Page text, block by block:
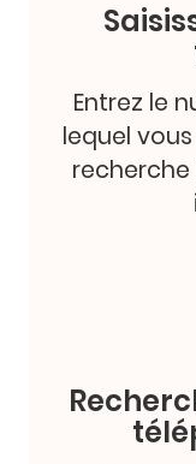
Entrez le
lequel